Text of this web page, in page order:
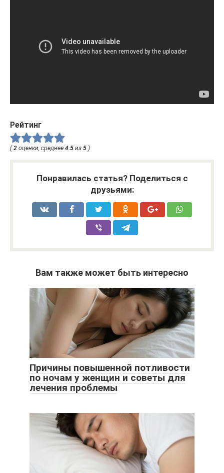
Рейтинг
( 2 оценки, среднее 4.5 из 5 )
Понравилась статья? Поделиться с
друзьями:
Вам также может быть интересно
Причины повышенной потливости
по ночам у женщин и советы для
лечения проблемы